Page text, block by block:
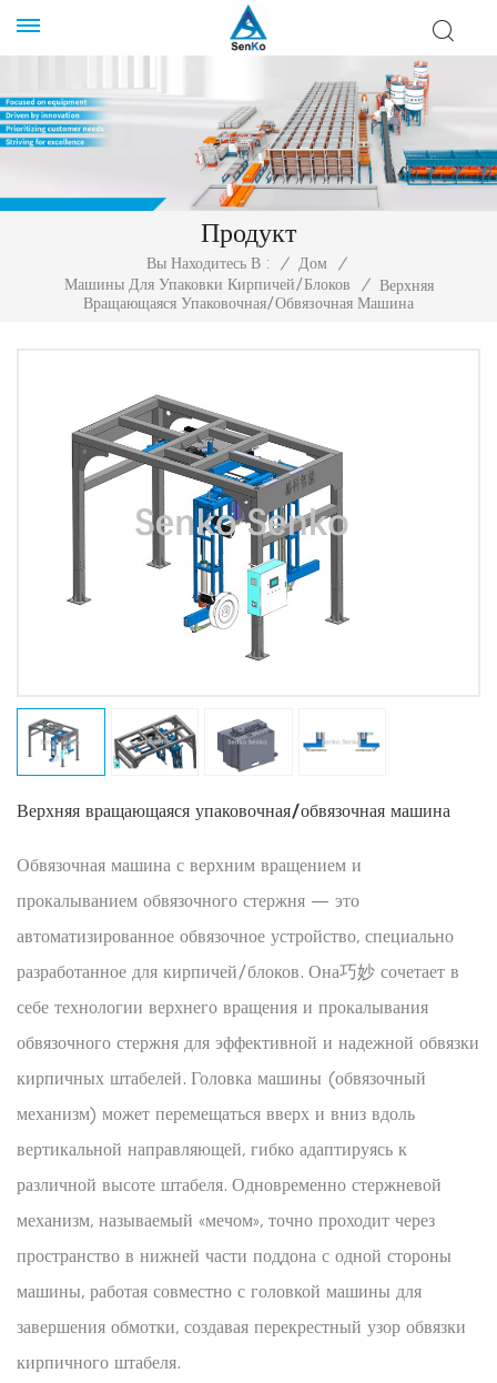
Продукт
Вы Находитесь В : / Дом
/
Машины Для Упаковки Кирпичей/блоков
/
Верхняя
Вращающаяся Упаковочная/обвязочная Машина
Верхняя вращающаяся упаковочная/обвязочная машина
Обвязочная машина с верхним вращением и
прокалыванием обвязочного стержня — это
автоматизированное обвязочное устройство, специально
разработанное для кирпичей/блоков. Она巧妙 сочетает в
себе технологии верхнего вращения и прокалывания
обвязочного стержня для эффективной и надежной обвязки
кирпичных штабелей. Головка машины (обвязочный
механизм) может перемещаться вверх и вниз вдоль
вертикальной направляющей, гибко адаптируясь к
различной высоте штабеля. Одновременно стержневой
механизм, называемый «мечом», точно проходит через
пространство в нижней части поддона с одной стороны
машины, работая совместно с головкой машины для
завершения обмотки, создавая перекрестный узор обвязки
кирпичного штабеля.